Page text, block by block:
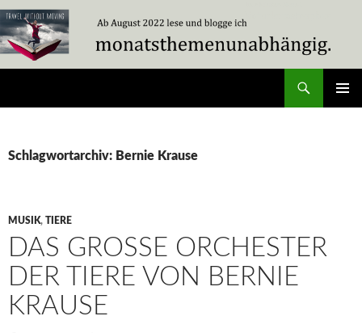
Zum
Inhalt
springen
Schlagwortarchiv: Bernie Krause
MUSIK, TIERE
DAS GROSSE ORCHESTER D
ER TIERE VON BERNIE K
RAUSE